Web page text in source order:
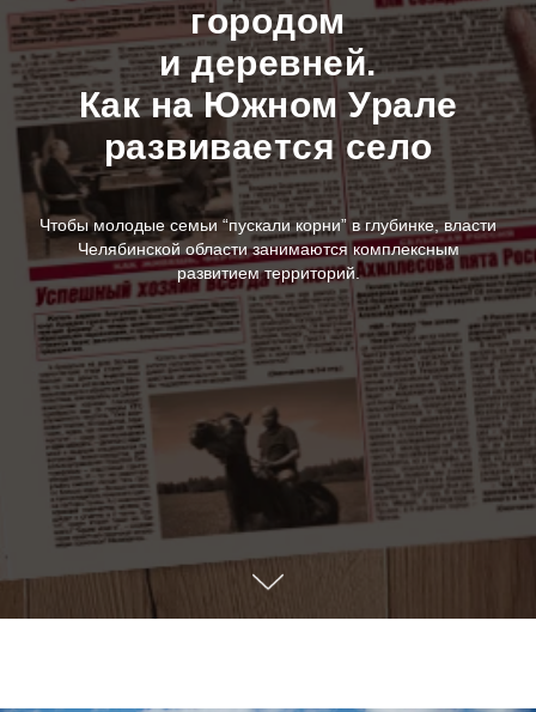
городом
и деревней.
Как на Южном Урале
развивается село
Чтобы молодые семьи “пускали корни” в глубинке, власти
Челябинской области занимаются комплексным
развитием территорий.